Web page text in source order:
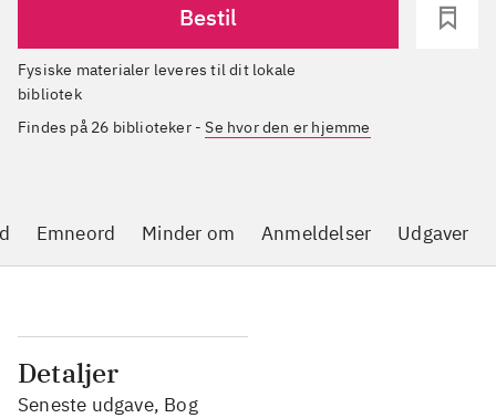
Bestil
Fysiske materialer leveres til dit lokale
bibliotek
Findes på 26 biblioteker-Se hvor den er hjemme
Emneord Minder om Anmeldelser Udgaver
Detaljer
Seneste udgave, Bog